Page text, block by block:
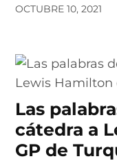
OCTUBRE 10, 2021
Las
cátedra a
GP de